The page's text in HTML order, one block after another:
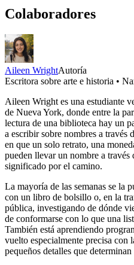
Colaboradores
Aileen WrightAutoría
Escritora sobre arte e historia •
Aileen Wright es una estudiante
de Nueva York, donde entre la
lectura de una biblioteca hay un
a escribir sobre nombres a través
en que un solo retrato, una
pueden llevar un nombre a través
significado por el camino.
La mayoría de las semanas se la
con un libro de bolsillo o, en la
pública, investigando de dónde
de conformarse con lo que una
También está aprendiendo
vuelto especialmente precisa
pequeños detalles que